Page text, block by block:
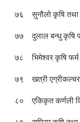
७६ सुनौलो कृषि
७७ दुलाल बन्धु कृषि
७८ भिमेश्वर कृषि फर्म
७९ खत्री
८० एकिकृत कर्णली